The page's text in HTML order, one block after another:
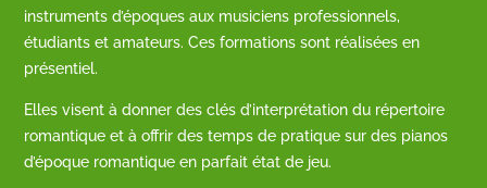
instruments d’époques aux musiciens professionnels,
étudiants et amateurs. Ces formations sont réalisées en
présentiel.
Elles visent à donner des clés d’interprétation du répertoire
romantique et à offrir des temps de pratique sur des pianos
d’époque romantique en parfait état de jeu.